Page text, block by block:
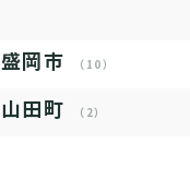
盛岡市 （10）
山田町 （2）